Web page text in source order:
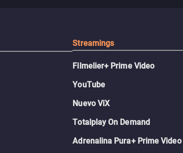
Streamings
Filmelier+ Prime Video
YouTube
Nuevo ViX
Totalplay On Demand
Adrenalina Pura+ Prime Video